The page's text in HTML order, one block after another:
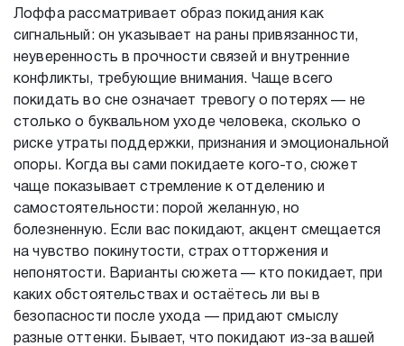
Лоффа рассматривает образ покидания как
сигнальный: он указывает на раны привязанности,
неуверенность в прочности связей и внутренние
конфликты, требующие внимания. Чаще всего
покидать во сне означает тревогу о потерях — не
столько о буквальном уходе человека, сколько о
риске утраты поддержки, признания и эмоциональной
опоры. Когда вы сами покидаете кого-то, сюжет
чаще показывает стремление к отделению и
самостоятельности: порой желанную, но
болезненную. Если вас покидают, акцент смещается
на чувство покинутости, страх отторжения и
непонятости. Варианты сюжета — кто покидает, при
каких обстоятельствах и остаётесь ли вы в
безопасности после ухода — придают смыслу
разные оттенки. Бывает, что покидают из-за вашей